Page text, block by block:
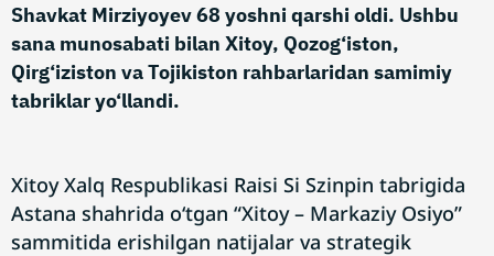
Shavkat Mirziyoyev 68 yoshni qarshi oldi. Ushbu
sana munosabati bilan Xitoy, Qozog‘iston,
Qirg‘iziston va Tojikiston rahbarlaridan samimiy
tabriklar yo‘llandi.
​Xitoy Xalq Respublikasi Raisi Si Szinpin tabrigida
Astana shahrida o‘tgan “Xitoy – Markaziy Osiyo”
sammitida erishilgan natijalar va strategik